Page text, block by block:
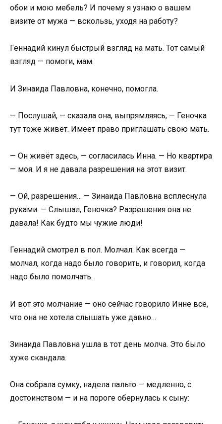
обои и мою мебель? И почему я узнаю о вашем
визите от мужа — вскользь, уходя на работу?
Геннадий кинул быстрый взгляд на мать. Тот самый
взгляд — помоги, мам.
И Зинаида Павловна, конечно, помогла.
— Послушай, — сказала она, выпрямляясь, — Геночка
тут тоже живёт. Имеет право приглашать свою мать.
— Он живёт здесь, — согласилась Инна. — Но квартира
— моя. И я не давала разрешения на этот визит.
— Ой, разрешения… — Зинаида Павловна всплеснула
руками. — Слышал, Геночка? Разрешения она не
давала! Как будто мы чужие люди!
Геннадий смотрел в пол. Молчал. Как всегда —
молчал, когда надо было говорить, и говорил, когда
надо было помолчать.
И вот это молчание — оно сейчас говорило Инне всё,
что она не хотела слышать уже давно…
Зинаида Павловна ушла в тот день молча. Это было
хуже скандала.
Она собрала сумку, надела пальто — медленно, с
достоинством — и на пороге обернулась к сыну: